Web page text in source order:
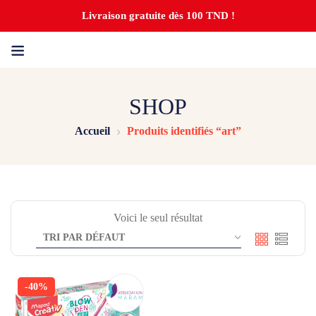
Livraison gratuite dès 100 TND !
SHOP
Accueil Produits identifiés “art”
Voici le seul résultat
-40%